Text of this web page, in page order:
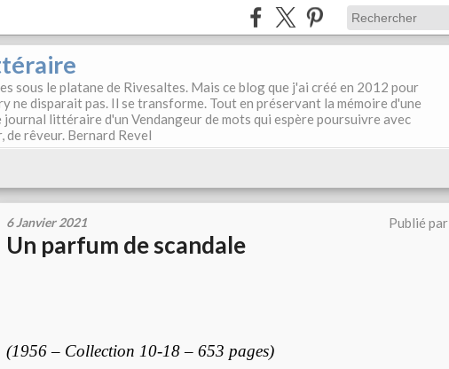
sous le platane de Rivesaltes. Mais ce blog que j'ai créé en 2012 pour
ne disparait pas. Il se transforme. Tout en préservant la mémoire d'une
littéraire d'un Vendangeur de mots qui espère poursuivre avec
de rêveur. Bernard Revel
6 Janvier 2021 Publié par
Un parfum de scandale
(1956 – Collection 10-18 – 653 pages)